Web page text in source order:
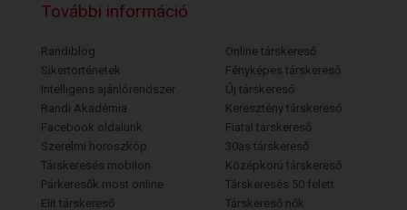
További információ
Randiblog
Sikertörténetek
Intelligens ajánlórendszer
Randi Akadémia
Facebook oldalunk
Szerelmi horoszkóp
Társkeresés mobilon
Párkeresők most online
Elit társkereső
Online társkereső
Fényképes társkereső
Új társkereső
Keresztény társkereső
Fiatal társkereső
30as társkereső
Középkorú társkereső
Társkeresés 50 felett
Társkereső nők